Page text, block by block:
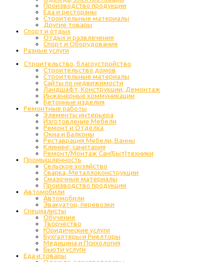
Производство продукции
Еда и рестораны
Строительные материалы
Другие товары
Спорт и отдых
Отдых и развлечения
Спорт и Оборудование
Разные услуги
Строительство, благоустройство
Строительство домов
Строительные материалы
Сайты по недвижимости
Ландшафт, Конструкции, Демонтаж
Инженерные коммуникации
Бетонные изделия
Ремонтные работы
Элементы интерьера
Изготовление Мебели
Ремонт и Отделка
Окна и Балконы
Реставрация Мебели, Ванны
Клининг, санитария
Ремонт/Монтаж Сан(Быт)техники
Промышленность
Cельское хозяйство
Сварка, Металлоконструкции
Cмазочные материалы
Производство продукции
Автомобили
Автомобили
Эвакуатор, перевозки
Специалисты
Обучение
Творчество
Юридические услуги
Бухгалтеры и Риелторы
Медицина и Психология
Бьюти услуги
Еда и товары